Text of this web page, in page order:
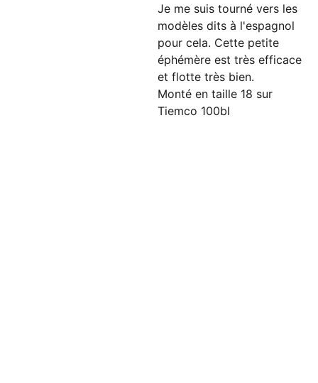
Je me suis tourné vers les
modèles dits à l'espagnol
pour cela. Cette petite
éphémère est très efficace
et flotte très bien.
Monté en taille 18 sur
Tiemco 100bl